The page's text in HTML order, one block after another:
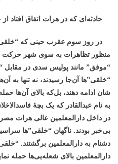
حادثه‌ای که در هرات اتفاق افتاد از
در روز سوم عقرب حینی ‌که
منظور تظاهرات به سوی شهر حرکت
“موفق” مانند پولیس سدی در مقابل
“خلقی”‌ها آن‌جا ‌رسیدند، نه تنها به
شان ادامه دهند، بل‌که بالای آن‌ها
به نام عبدالقادر که یک بچۀ
در داخل دارالمعلمین عالی هرات
بی‌خبر بودند. ناگهان “خلقی”‌ها
دشنام به دارالمعلمین برگشتند.
دارالمعلمین بالای شعله‌یی‌ها حمله